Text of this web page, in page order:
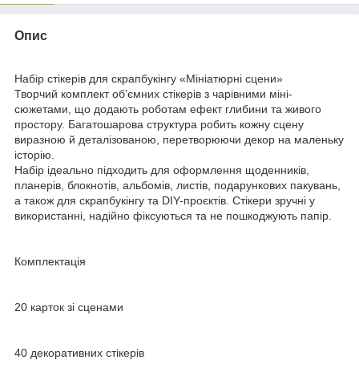
Опис
Набір стікерів для скрапбукінгу «Мініатюрні сцени»
Творчий комплект об’ємних стікерів з чарівними міні-
сюжетами, що додають роботам ефект глибини та живого
простору. Багатошарова структура робить кожну сцену
виразною й деталізованою, перетворюючи декор на маленьку
історію.
Набір ідеально підходить для оформлення щоденників,
планерів, блокнотів, альбомів, листів, подарункових пакувань,
а також для скрапбукінгу та DIY-проєктів. Стікери зручні у
використанні, надійно фіксуються та не пошкоджують папір.
Комплектація
20 карток зі сценами
40 декоративних стікерів